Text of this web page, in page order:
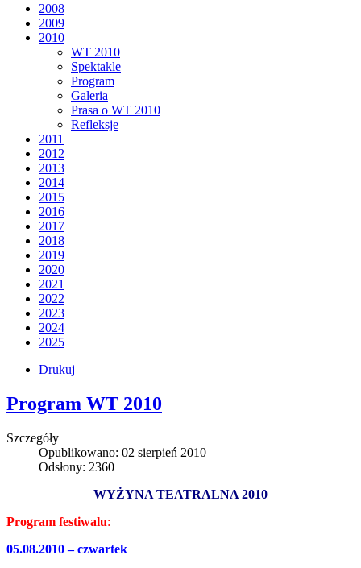
2008
2009
2010
WT 2010
Spektakle
Program
Galeria
Prasa o WT 2010
Refleksje
2011
2012
2013
2014
2015
2016
2017
2018
2019
2020
2021
2022
2023
2024
2025
Drukuj
Program WT 2010
Szczegóły
Opublikowano: 02 sierpień 2010
Odsłony: 2360
WYŻYNA TEATRALNA 2010
Program festiwalu:
05.08.2010 – czwartek